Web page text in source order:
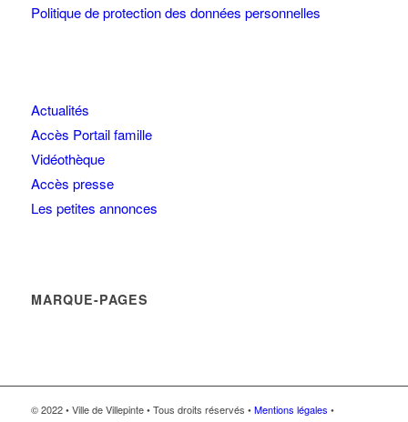
Politique de protection des données personnelles
Actualités
Accès Portail famille
Vidéothèque
Accès presse
Les petites annonces
MARQUE-PAGES
© 2022 • Ville de Villepinte • Tous droits réservés •Mentions légales •